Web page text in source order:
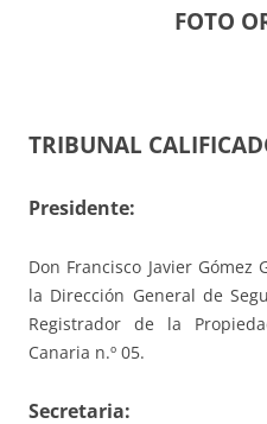
FOTO
TRIBUNAL
Presidente:
Don Francisco Javier
la Dirección General de
Registrador de la
Canaria n.º 05.
Secretaria: